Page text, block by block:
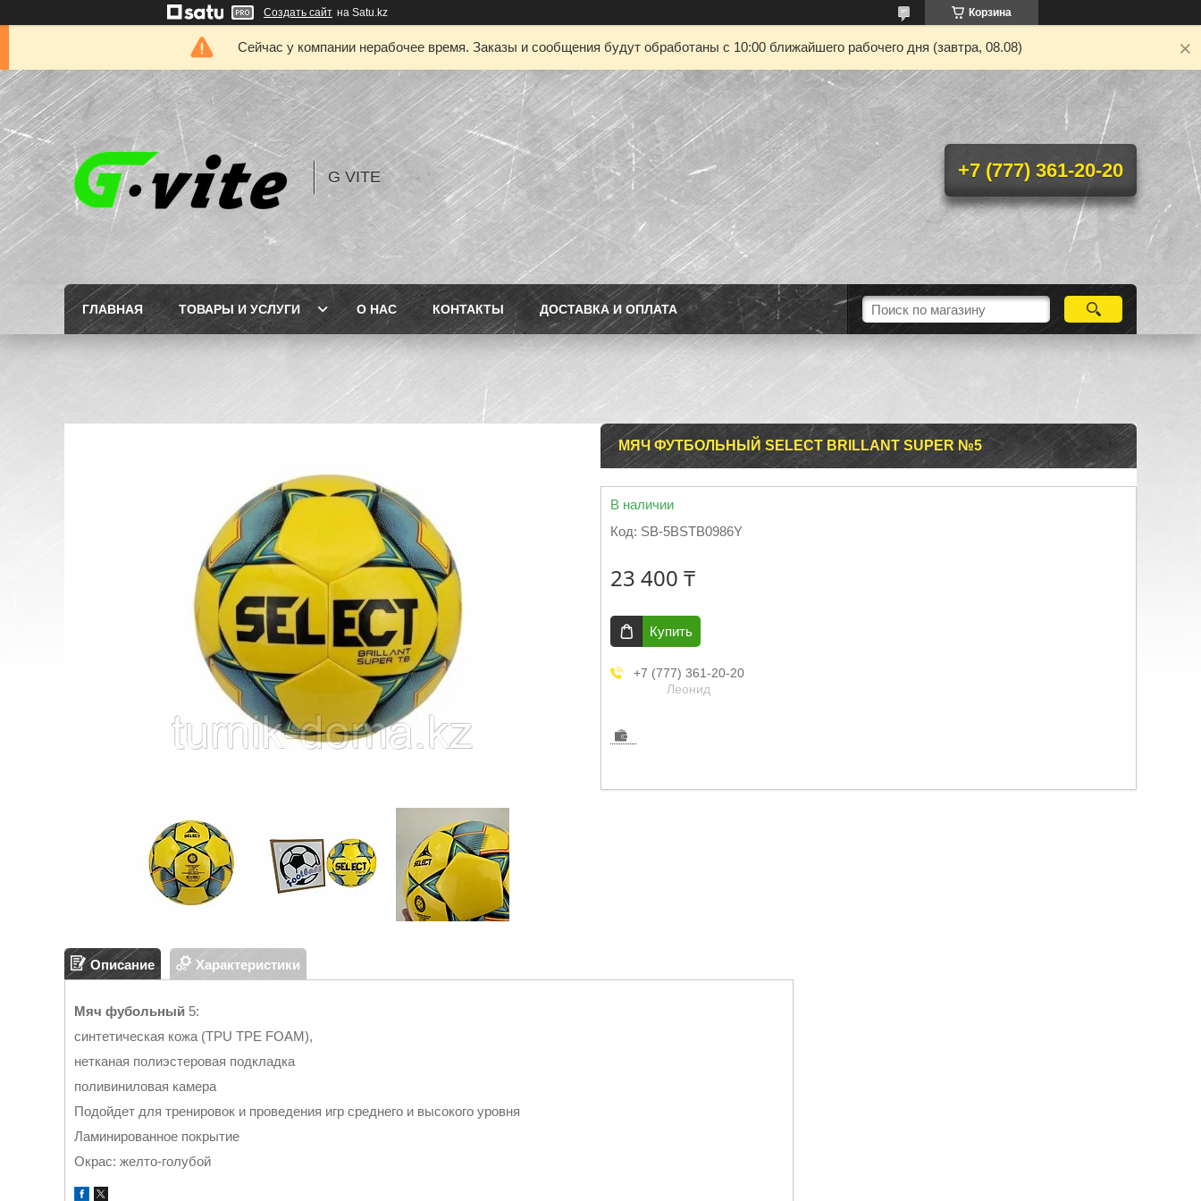
Создать сайт на Satu.kz Корзина
Сейчас у компании нерабочее время. Заказы и сообщения будут обработаны с 10:00 ближайшего рабочего дня (завтра, 08.08)
G VITE +7 (777) 361-20-20
ГЛАВНАЯ ТОВАРЫ И УСЛУГИ О НАС КОНТАКТЫ ДОСТАВКА И ОПЛАТА
МЯЧ ФУТБОЛЬНЫЙ SELECT BRILLANT SUPER №5
В наличии
Код: SB-5BSTB0986Y
23 400 ₸
Купить
+7 (777) 361-20-20
Леонид
Описание Характеристики
Мяч фубольный 5:
синтетическая кожа (TPU TPE FOAM),
нетканая полиэстеровая подкладка
поливиниловая камера
Подойдет для тренировок и проведения игр среднего и высокого уровня
Ламинированное покрытие
Окрас: желто-голубой